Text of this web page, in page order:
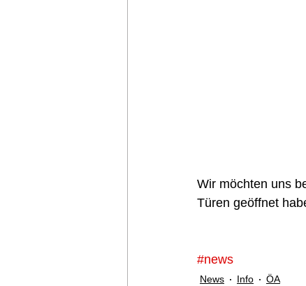
Wir möchten uns
Türen geöffnet
#news
News Info ÖA